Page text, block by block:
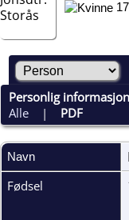
Personlig informasjon
Alle | PDF
Navn
Fødsel